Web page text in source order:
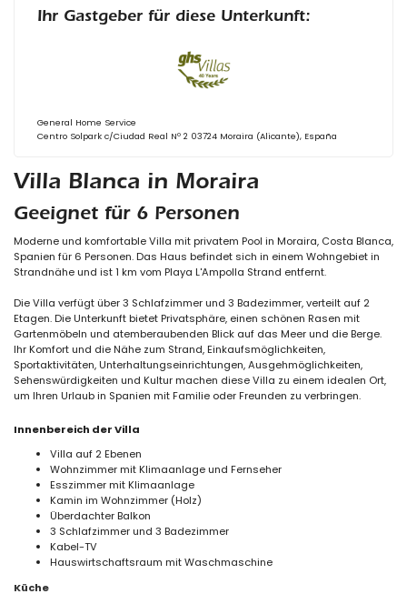
Villa Blanca in Moraira
Geeignet für 6 Personen
Moderne und komfortable Villa mit privatem Pool in Moraira, Costa Blanca,
Spanien für 6 Personen. Das Haus befindet sich in einem Wohngebiet in
Strandnähe und ist 1 km vom Playa L'Ampolla Strand entfernt.
Die Villa verfügt über 3 Schlafzimmer und 3 Badezimmer, verteilt auf 2
Etagen. Die Unterkunft bietet Privatsphäre, einen schönen Rasen mit
Gartenmöbeln und atemberaubenden Blick auf das Meer und die Berge.
Ihr Komfort und die Nähe zum Strand, Einkaufsmöglichkeiten,
Sportaktivitäten, Unterhaltungseinrichtungen, Ausgehmöglichkeiten,
Sehenswürdigkeiten und Kultur machen diese Villa zu einem idealen Ort,
um Ihren Urlaub in Spanien mit Familie oder Freunden zu verbringen.
Innenbereich der Villa
Villa auf 2 Ebenen
Wohnzimmer mit Klimaanlage und Fernseher
Esszimmer mit Klimaanlage
Kamin im Wohnzimmer (Holz)
Überdachter Balkon
3 Schlafzimmer und 3 Badezimmer
Kabel-TV
Hauswirtschaftsraum mit Waschmaschine
Küche
Ihr Gastgeber für diese Unterkunft:
General Home Service
Centro Solpark c/Ciudad Real Nº 2 03724 Moraira (Alicante), España